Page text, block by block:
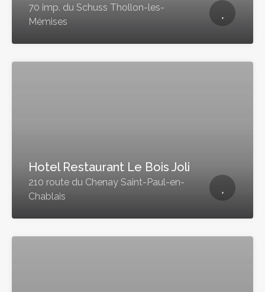
70 imp. du Schuss Thollon-les-
Mémises
Hotel Restaurant Le Bois Joli
210 route du Chenay Saint-Paul-en-
Chablais